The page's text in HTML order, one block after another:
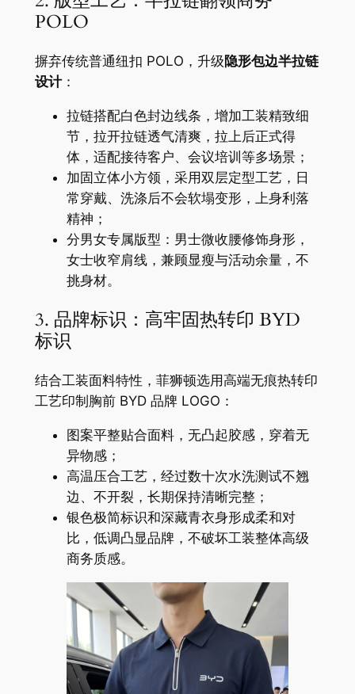
POLO
摒弃传统普通纽扣 POLO，升级隐形包边半拉链
设计：
拉链搭配白色封边线条，增加工装精致细
节，拉开拉链透气清爽，拉上后正式得
体，适配接待客户、会议培训等多场景；
加固立体小方领，采用双层定型工艺，日
常穿戴、洗涤后不会软塌变形，上身利落
精神；
分男女专属版型：男士微收腰修饰身形，
女士收窄肩线，兼顾显瘦与活动余量，不
挑身材。
3. 品牌标识：高牢固热转印 BYD
标识
结合工装面料特性，菲狮顿选用高端无痕热转印
工艺印制胸前 BYD 品牌 LOGO：
图案平整贴合面料，无凸起胶感，穿着无
异物感；
高温压合工艺，经过数十次水洗测试不翘
边、不开裂，长期保持清晰完整；
银色极简标识和深藏青衣身形成柔和对
比，低调凸显品牌，不破坏工装整体高级
商务质感。